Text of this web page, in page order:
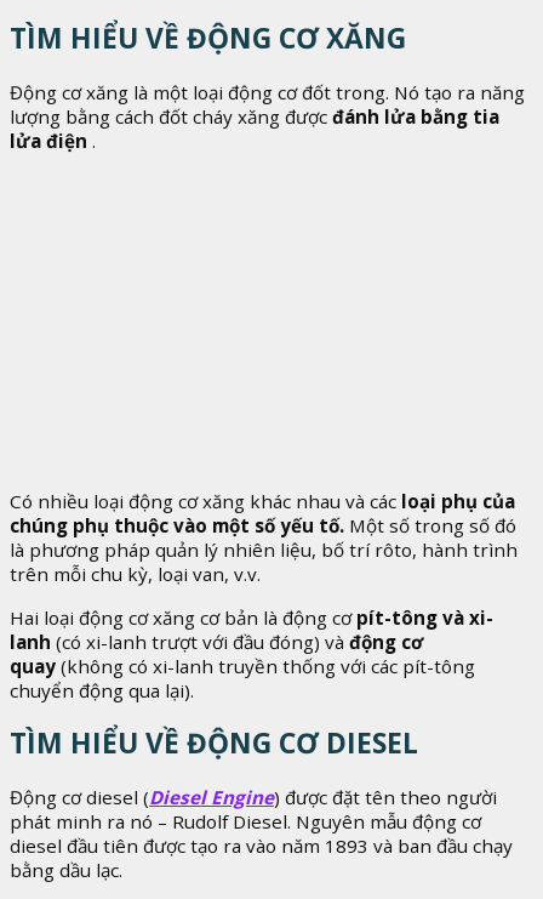
TÌM HIỂU VỀ ĐỘNG CƠ XĂNG
Động cơ xăng là một loại động cơ đốt trong. Nó tạo ra năng
lượng bằng cách đốt cháy xăng được đánh lửa bằng tia
lửa điện .
Có nhiều loại động cơ xăng khác nhau và các loại phụ của
chúng phụ thuộc vào một số yếu tố. Một số trong số đó
là phương pháp quản lý nhiên liệu, bố trí rôto, hành trình
trên mỗi chu kỳ, loại van, v.v.
Hai loại động cơ xăng cơ bản là động cơ pít-tông và xi-
lanh (có xi-lanh trượt với đầu đóng) và động cơ
quay (không có xi-lanh truyền thống với các pít-tông
chuyển động qua lại).
TÌM HIỂU VỀ ĐỘNG CƠ DIESEL
Động cơ diesel (Diesel Engine) được đặt tên theo người
phát minh ra nó – Rudolf Diesel. Nguyên mẫu động cơ
diesel đầu tiên được tạo ra vào năm 1893 và ban đầu chạy
bằng dầu lạc.